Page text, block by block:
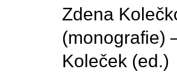
Zdena
(monografie)
Koleček (ed.)